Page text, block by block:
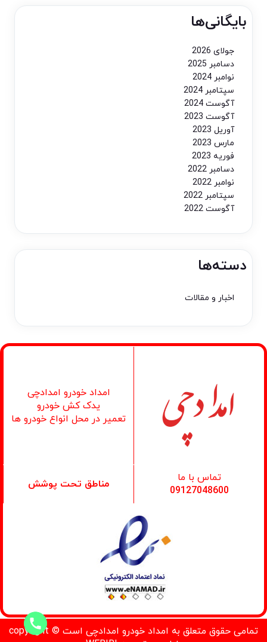
بایگانی‌ها
جولای 2026
دسامبر 2025
نوامبر 2024
سپتامبر 2024
آگوست 2024
آگوست 2023
آوریل 2023
مارس 2023
فوریه 2023
دسامبر 2022
نوامبر 2022
سپتامبر 2022
آگوست 2022
دسته‌ها
اخبار و مقالات
امداد خودرو امدادچی
یدک کش خودرو
تعمیر در محل انواع خودرو ها
تماس با ما
09127048600
مناطق تحت پوشش
تمامی حقوق متعلق به امداد خودرو امدادچی است © copyright